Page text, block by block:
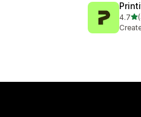
4.7เต็
ทั้งหม